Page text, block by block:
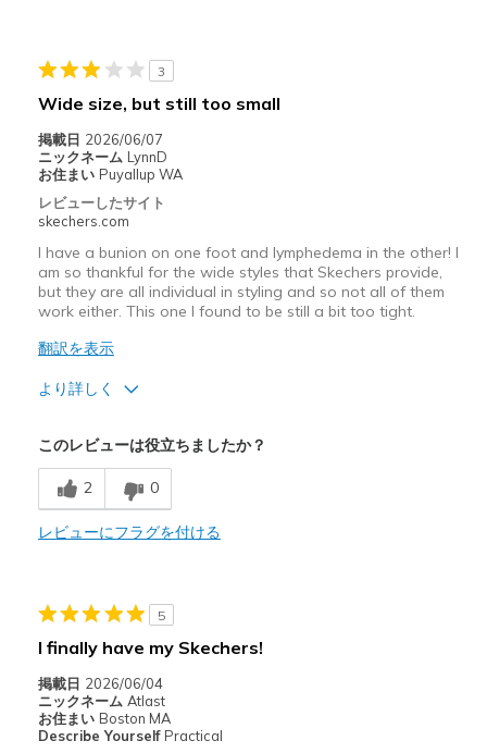
以下に最適
Casual Wear
Travel
Width
Sizing
View On Shoes
Shoes are for Wearing
3
Wide size, but still too small
掲載日 2026/06/07
ニックネーム LynnD
お住まい Puyallup WA
レビューしたサイト
skechers.com
I have a bunion on one foot and lymphedema in the other! I
am so thankful for the wide styles that Skechers provide,
but they are all individual in styling and so not all of them
work either. This one I found to be still a bit too tight.
翻訳を表示
より詳しく
Sizing
このレビューは役立ちましたか？
2 0
レビューにフラグを付ける
5
I finally have my Skechers!
掲載日 2026/06/04
ニックネーム Atlast
お住まい Boston MA
Describe Yourself Practical